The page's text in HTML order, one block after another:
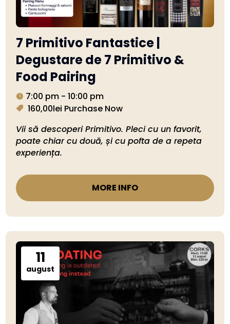
7 Primitivo Fantastice |
Degustare de 7 Primitivo &
Food Pairing
7:00 pm - 10:00 pm
160,00lei Purchase Now
Vii să descoperi Primitivo. Pleci cu un favorit,
poate chiar cu două, și cu pofta de a repeta
experiența.
MORE INFO
11
august